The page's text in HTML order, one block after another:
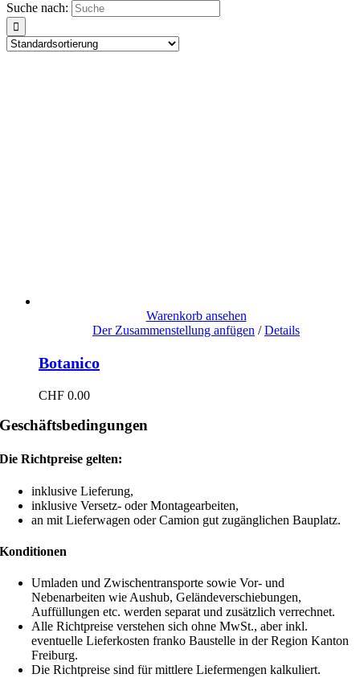
Suche nach:
Warenkorb ansehen
Der Zusammenstellung anfügen / Details
Botanico
CHF 0.00
Geschäftsbedingungen
Die Richtpreise gelten:
inklusive Lieferung,
inklusive Versetz- oder Montagearbeiten,
an mit Lieferwagen oder Camion gut zugänglichen Bauplatz.
Konditionen
Umladen und Zwischentransporte sowie Vor- und
Nebenarbeiten wie Aushub, Geländeverschiebungen,
Auffüllungen etc. werden separat und zusätzlich verrechnet.
Alle Richtpreise verstehen sich ohne MwSt., aber inkl.
eventuelle Lieferkosten franko Baustelle in der Region Kanton
Freiburg.
Die Richtpreise sind für mittlere Liefermengen kalkuliert.